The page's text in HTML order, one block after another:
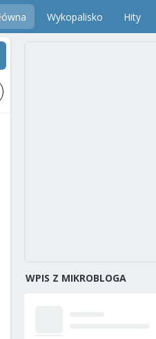
Wykopalisko Hity
WPIS Z MIKROBLOGA